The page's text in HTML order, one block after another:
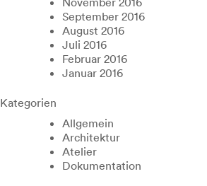
September 2016
August 2016
Juli 2016
Februar 2016
Januar 2016
Kategorien
Allgemein
Architektur
Atelier
Dokumentation